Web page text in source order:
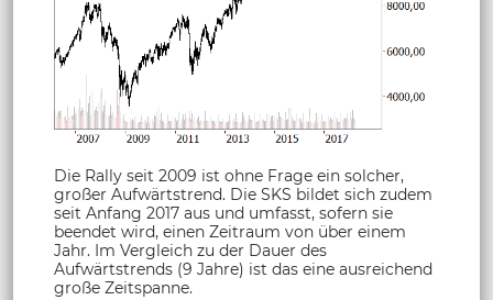
Die Rally seit 2009 ist ohne Frage ein solcher,
großer Aufwärtstrend. Die SKS bildet sich zudem
seit Anfang 2017 aus und umfasst, sofern sie
beendet wird, einen Zeitraum von über einem
Jahr. Im Vergleich zu der Dauer des
Aufwärtstrends (9 Jahre) ist das eine ausreichend
große Zeitspanne.